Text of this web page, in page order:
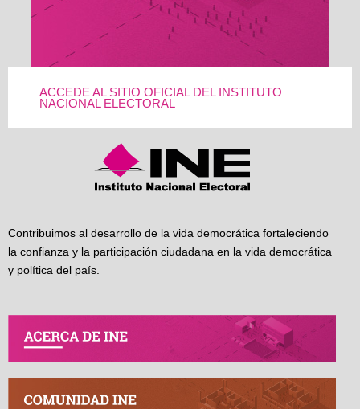
ACCEDE AL SITIO OFICIAL DEL INSTITUTO
NACIONAL ELECTORAL
Contribuimos al desarrollo de la vida democrática fortaleciendo
la confianza y la participación ciudadana en la vida democrática
y política del país.